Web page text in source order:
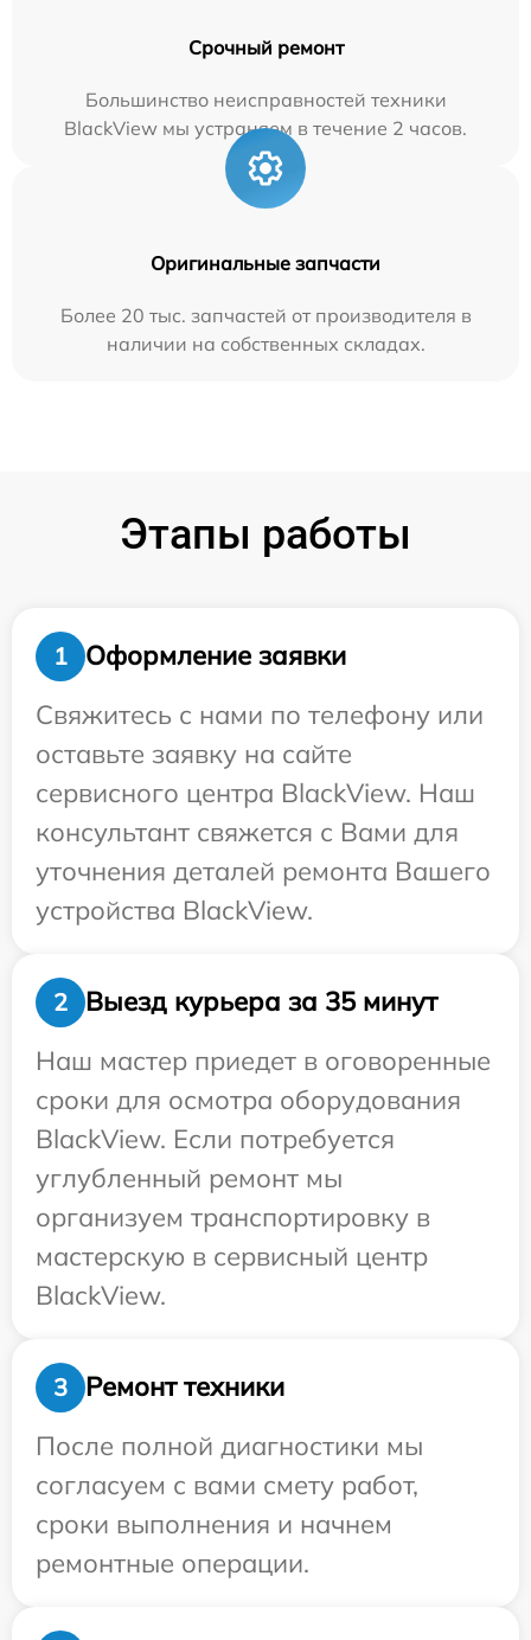
Срочный ремонт
Большинство неисправностей техники
BlackView мы устраняем в течение 2 часов.
Оригинальные запчасти
Более 20 тыс. запчастей от производителя в
наличии на собственных складах.
Этапы работы
1
Оформление заявки
Свяжитесь с нами по телефону или
оставьте заявку на сайте
сервисного центра BlackView. Наш
консультант свяжется с Вами для
уточнения деталей ремонта Вашего
устройства BlackView.
2
Выезд курьера за 35 минут
Наш мастер приедет в оговоренные
сроки для осмотра оборудования
BlackView. Если потребуется
углубленный ремонт мы
организуем транспортировку в
мастерскую в сервисный центр
BlackView.
3
Ремонт техники
После полной диагностики мы
согласуем с вами смету работ,
сроки выполнения и начнем
ремонтные операции.